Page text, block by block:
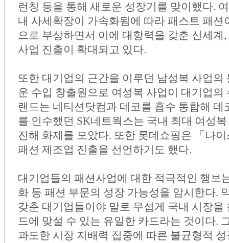
런칭 등을 통해 새로운 성장기를 맞이했다.
내 사세확장이 가속화됨에 따라 패스트 패
으로 부상하면서 이에 대항력을 갖춘 신세
사업 진출이 확대되고 있다.
또한 대기업의 근간을 이루던 남성복 사업
운 수입 창출원으로 여성복 사업이 대기업
랜드는 네티션닷컴과 데코를 흡수 통합해
를 인수했던 SK네트웍스는 국내 최대 여성
진해 화제를 모았다. 또한 롯데쇼핑은 「나
패션 제조업 진출을 선언하기도 했다.
대기업들의 패션사업에 대한 적극적인 행보
화 등 패션 부문의 성장 가능성을 암시한다.
갖춘 대기업들이야 말로 무섭게 국내 시장을
드에 맞설 수 있는 유일한 카드라는 것이다.
과도한 시장 지배력 집중에 따른 불균형적